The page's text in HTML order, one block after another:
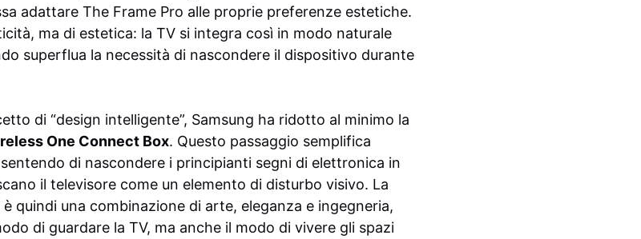
adattare The Frame Pro alle proprie preferenze estetiche.
ma di estetica: la TV si integra così in modo naturale
superflua la necessità di nascondere il dispositivo durante
di “design intelligente”, Samsung ha ridotto al minimo la
One Connect Box. Questo passaggio semplifica
di nascondere i principianti segni di elettronica in
il televisore come un elemento di disturbo visivo. La
quindi una combinazione di arte, eleganza e ingegneria,
di guardare la TV, ma anche il modo di vivere gli spazi